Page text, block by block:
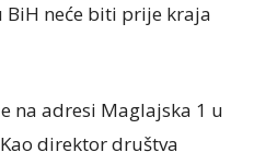
neće biti prije kraja
na adresi Maglajska 1 u
direktor društva